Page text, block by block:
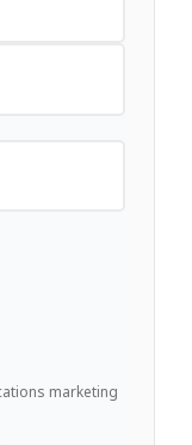
marketing